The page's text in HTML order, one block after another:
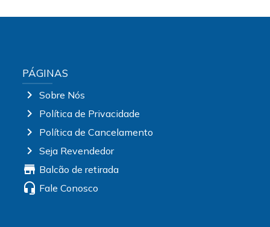
PÁGINAS
chevron_right Sobre Nós
chevron_right Política de Privacidade
chevron_right Política de Cancelamento
chevron_right Seja Revendedor
store Balcão de retirada
headset_mic Fale Conosco